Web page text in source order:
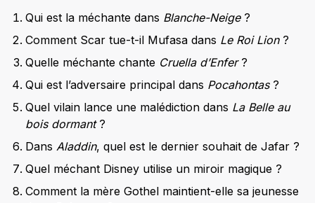
Qui est la méchante dans Blanche-Neige?
Comment Scar tue-t-il Mufasa dans Le Roi Lion?
Quelle méchante chante Cruella d’Enfer ?
Qui est l’adversaire principal dans Pocahontas?
Quel vilain lance une malédiction dans La Belle au
bois dormant?
Dans Aladdin, quel est le dernier souhait de Jafar ?
Quel méchant Disney utilise un miroir magique ?
Comment la mère Gothel maintient-elle sa jeunesse